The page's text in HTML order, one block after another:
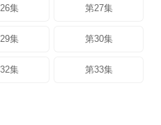
集 第27集
集 第30集
集 第33集